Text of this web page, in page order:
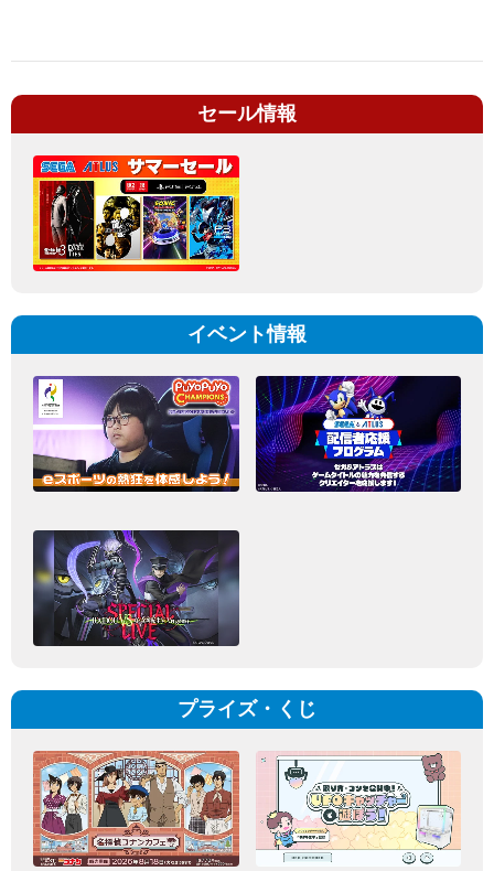
セール情報
イベント情報
プライズ・くじ